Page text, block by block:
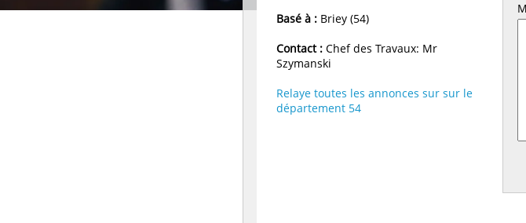
Basé à : Briey (54)
Contact : Chef des Travaux: Mr
Szymanski
Relaye toutes les annonces sur sur le
département 54